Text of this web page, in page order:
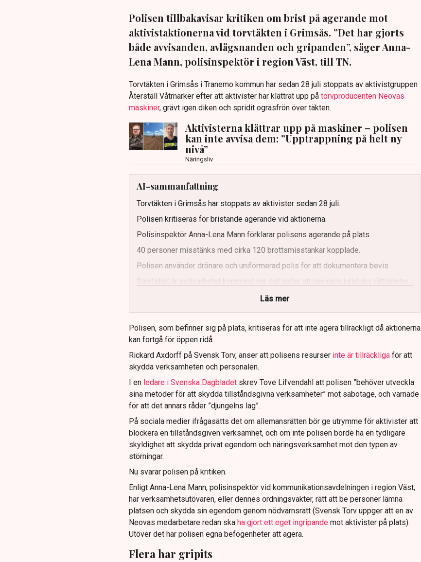
Polisen tillbakavisar kritiken om brist på agerande mot
aktivistaktionerna vid torvtäkten i Grimsås. ”Det har gjorts
både avvisanden, avlägsnanden och gripanden”, säger Anna-
Lena Mann, polisinspektör i region Väst, till TN.
Torvtäkten i Grimsås i Tranemo kommun har sedan 28 juli stoppats av aktivistgruppen
Återställ Våtmarker efter att aktivister har klättrat upp påtorvproducenten Neovas
maskiner, grävt igen diken och spridit ogräsfrön över täkten.
Aktivisterna klättrar upp på maskiner – polisen
kan inte avvisa dem: ”Upptrappning på helt ny
nivå”
Näringsliv
AI-sammanfattning
Torvtäkten i Grimsås har stoppats av aktivister sedan 28 juli.
Polisen kritiseras för bristande agerande vid aktionerna.
Polisinspektör Anna-Lena Mann förklarar polisens agerande på plats.
40 personer misstänks med cirka 120 brottsmisstankar kopplade.
Polisen använder drönare och uniformerad polis för att dokumentera bevis.
Samtidigt är polisarbetet komplext när det gäller att navigera juridiska rättigheter
Läs mer
Polisen, som befinner sig på plats, kritiseras för att inte agera tillräckligt då aktionerna
kan fortgå för öppen ridå.
Rickard Axdorff på Svensk Torv, anser att polisens resurser inte är tillräckliga för att
skydda verksamheten och personalen.
I en ledare i Svenska Dagbladet skrev Tove Lifvendahl att polisen ”behöver utveckla
sina metoder för att skydda tillståndsgivna verksamheter” mot sabotage, och varnade
för att det annars råder ”djungelns lag”.
På sociala medier ifrågasätts det om allemansrätten bör ge utrymme för aktivister att
blockera en tillståndsgiven verksamhet, och om inte polisen borde ha en tydligare
skyldighet att skydda privat egendom och näringsverksamhet mot den typen av
störningar.
Nu svarar polisen på kritiken.
Enligt Anna-Lena Mann, polisinspektör vid kommunikationsavdelningen i region Väst,
har verksamhetsutövaren, eller dennes ordningsvakter, rätt att be personer lämna
platsen och skydda sin egendom genom nödvärnsrätt (Svensk Torv uppger att en av
Neovas medarbetare redan ska ha gjort ett eget ingripande mot aktivister på plats).
Utöver det har polisen egna befogenheter att agera.
Flera har gripits